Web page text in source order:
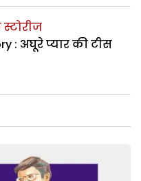
: अघूरे प्यार की टीस